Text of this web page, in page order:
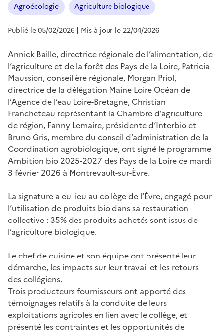
Agroécologie Agriculture biologique
Publié le 05/02/2026 | Mis à jour le 22/04/2026
Annick Baille, directrice régionale de l’alimentation, de
l’agriculture et de la forêt des Pays de la Loire, Patricia
Maussion, conseillère régionale, Morgan Priol,
directrice de la délégation Maine Loire Océan de
l’Agence de l’eau Loire-Bretagne, Christian
Francheteau représentant la Chambre d’agriculture
de région, Fanny Lemaire, présidente d’Interbio et
Bruno Gris, membre du conseil d’administration de la
Coordination agrobiologique, ont signé le programme
Ambition bio 2025-2027 des Pays de la Loire ce mardi
3 février 2026 à Montrevault-sur-Èvre.
La signature a eu lieu au collège de l’Èvre, engagé pour
l’utilisation de produits bio dans sa restauration
collective : 35% des produits achetés sont issus de
l’agriculture biologique.
Le chef de cuisine et son équipe ont présenté leur
démarche, les impacts sur leur travail et les retours
des collégiens.
Trois producteurs fournisseurs ont apporté des
témoignages relatifs à la conduite de leurs
exploitations agricoles en lien avec le collège, et
présenté les contraintes et les opportunités de